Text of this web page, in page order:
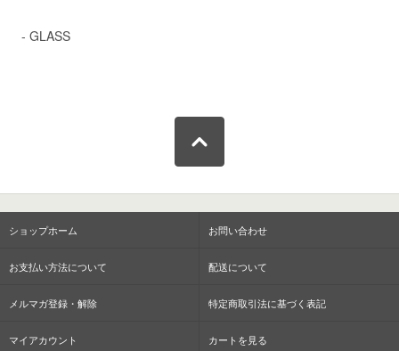
- GLASS
ショップホーム お問い合わせ
お支払い方法について 配送について
メルマガ登録・解除 特定商取引法に基づく表記
マイアカウント カートを見る